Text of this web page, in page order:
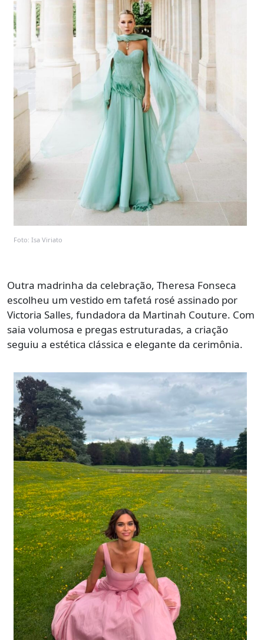
Foto: Isa Viriato
Outra madrinha da celebração, Theresa Fonseca
escolheu um vestido em tafetá rosé assinado por
Victoria Salles, fundadora da Martinah Couture. Com
saia volumosa e pregas estruturadas, a criação
seguiu a estética clássica e elegante da cerimônia.